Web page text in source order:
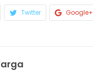
Twitter Google+